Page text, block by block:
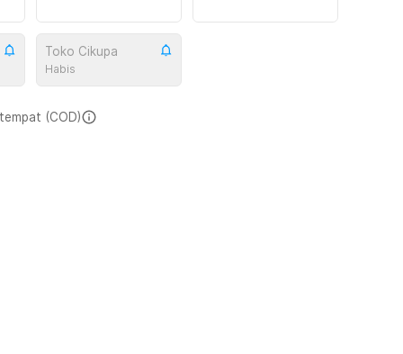
Toko Cikupa
Habis
(COD)